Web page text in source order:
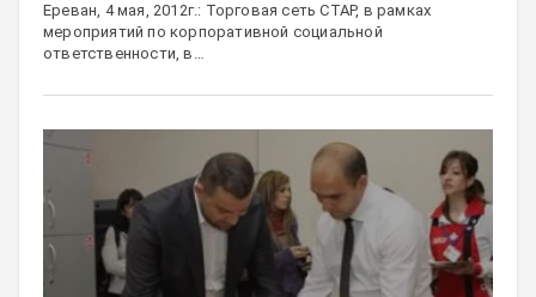
Ереван, 4 мая, 2012г.: Торговая сеть СТАР, в рамках
мероприятий по корпоративной социальной
ответственности, в…